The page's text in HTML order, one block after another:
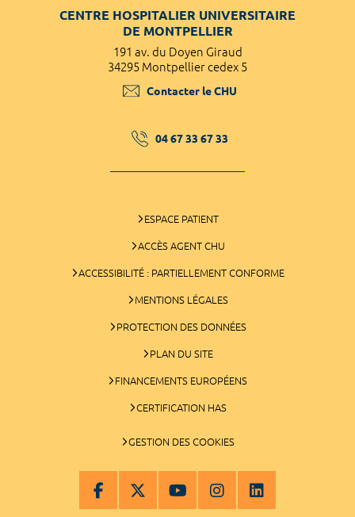
CENTRE HOSPITALIER UNIVERSITAIRE
DE MONTPELLIER
191 av. du Doyen Giraud
34295 Montpellier cedex 5
Contacter le CHU
04 67 33 67 33
ESPACE PATIENT
ACCÈS AGENT CHU
ACCESSIBILITÉ : PARTIELLEMENT CONFORME
MENTIONS LÉGALES
PROTECTION DES DONNÉES
PLAN DU SITE
FINANCEMENTS EUROPÉENS
CERTIFICATION HAS
GESTION DES COOKIES